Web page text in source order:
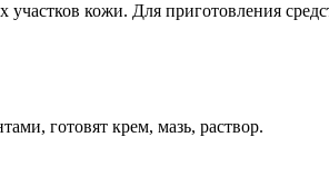
кожи. Для приготовления
готовят крем, мазь, раствор.